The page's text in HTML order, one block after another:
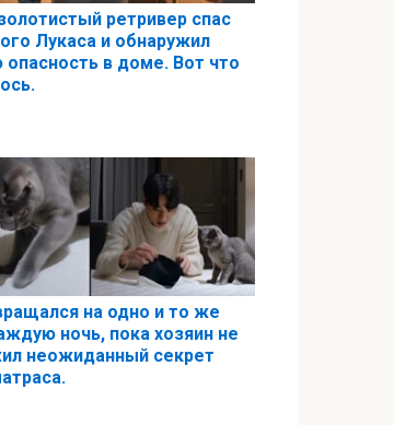
ретривер спас
Лукаса и обнаружил
опасность в доме. Вот что
на одно и то же
ночь, пока хозяин не
неожиданный секрет